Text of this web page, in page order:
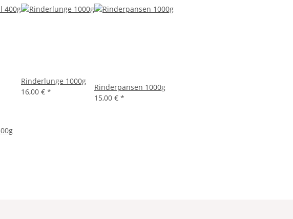
Rinderlunge 1000g
16,00 € *
Rinderpansen 1000g
15,00 € *